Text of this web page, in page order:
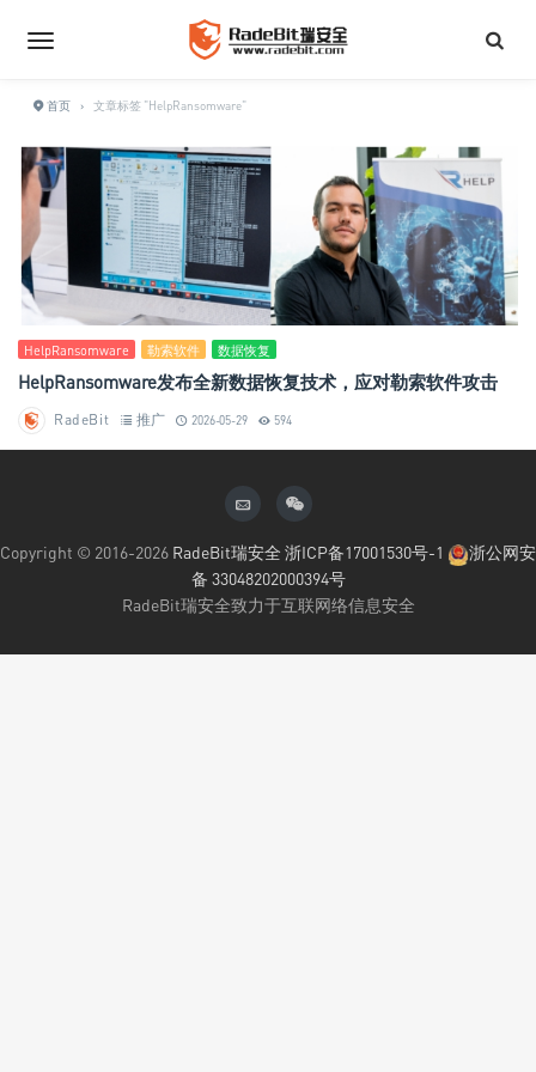
首页 › 文章标签 "HelpRansomware"
HelpRansomware 勒索软件 数据恢复
HelpRansomware发布全新数据恢复技术，应对勒索软件攻击
RadeBit 推广 2026-05-29 594
Copyright © 2016-2026 RadeBit瑞安全 浙ICP备17001530号-1
浙公网安
备 33048202000394号
RadeBit瑞安全致力于互联网络信息安全